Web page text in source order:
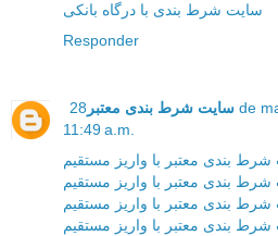
سایت شرط بندی با درگاه بانکی
Responder
سایت شرط بندی معتبر 28 de marzo de 2021 a las
11:49 a.m.
بندی معتبر با واریز مستقیم
بندی معتبر با واریز مستقیم
بندی معتبر با واریز مستقیم
بندی معتبر با واریز مستقیم